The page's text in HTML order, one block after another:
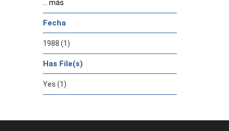
... más
Fecha
1988 (1)
Has File(s)
Yes (1)